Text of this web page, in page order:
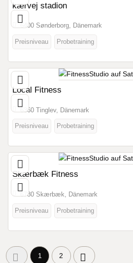
kærvej stadion
6400 Sønderborg, Dänemark
Preisniveau Probetraining
Local Fitness
6360 Tinglev, Dänemark
Preisniveau Probetraining
Skærbæk Fitness
6780 Skærbæk, Dänemark
Preisniveau Probetraining
1 2